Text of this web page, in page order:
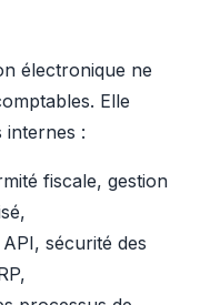
électronique ne
Elle
internes :
fiscale, gestion
sécurité des